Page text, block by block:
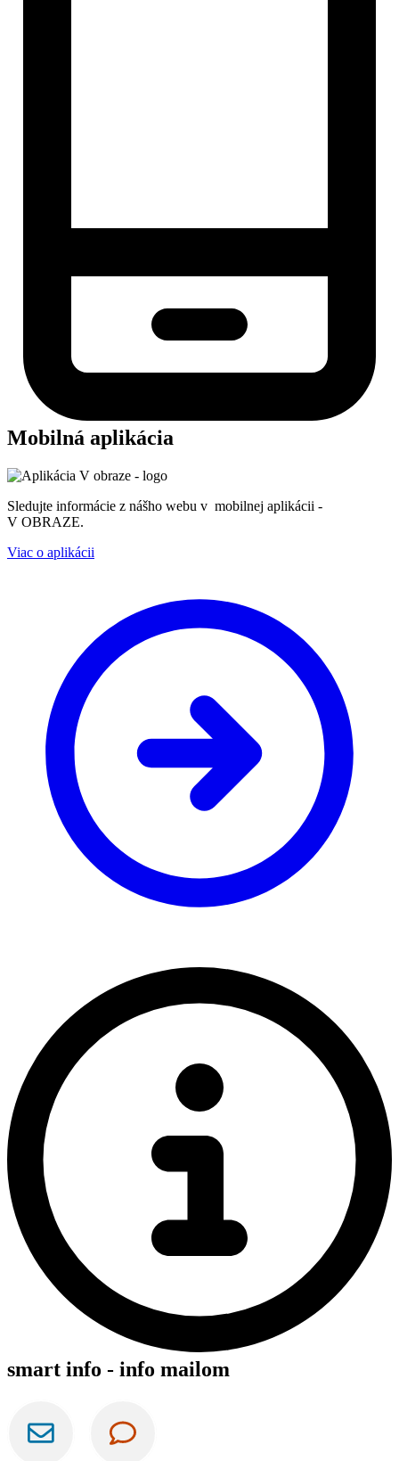
Mobilná aplikácia
Sledujte informácie z nášho webu v mobilnej aplikácii -
V OBRAZE.
Viac o aplikácii
smart info - info mailom